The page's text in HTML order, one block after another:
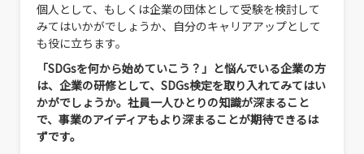
個人として、もしくは企業の団体として受験を検討して
みてはいかがでしょうか、自分のキャリアアップとして
も役に立ちます。
「SDGsを何から始めていこう？」と悩んでいる企業の方
は、企業の研修として、SDGs検定を取り入れてみてはい
かがでしょうか。社員一人ひとりの知識が深まること
で、事業のアイディアもより深まることが期待できるは
ずです。